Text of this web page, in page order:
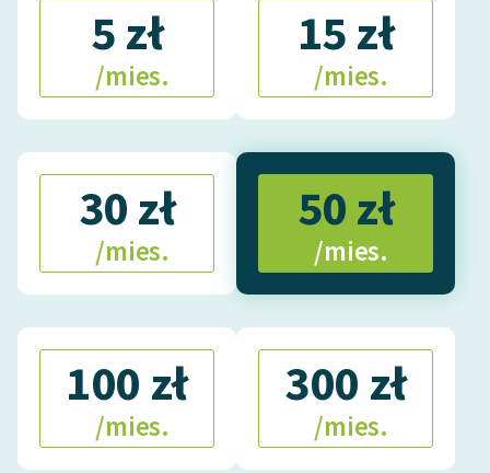
5 zł
/mies.
15 zł
/mies.
30 zł
/mies.
50 zł
/mies.
100 zł
/mies.
300 zł
/mies.